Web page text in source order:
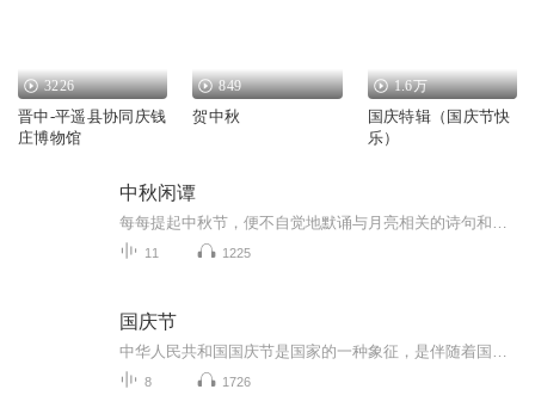
3226
晋中-平遥县协同庆钱
庄博物馆
849
贺中秋
1.6万
国庆特辑（国庆节快
乐）
中秋闲谭
11 1225
国庆节
8 1726